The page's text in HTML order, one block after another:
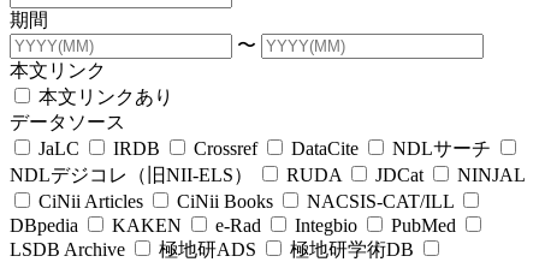
期間
〜
本文リンク
本文リンクあり
データソース
JaLC
IRDB Crossref DataCite
NDLサーチ
NDLデジコレ（旧NII-ELS）
RUDA JDCat
NINJAL
CiNii Articles
CiNii Books
NACSIS-CAT/ILL
DBpedia
KAKEN e-Rad Integbio
PubMed
LSDB Archive
極地研ADS
極地研学術DB